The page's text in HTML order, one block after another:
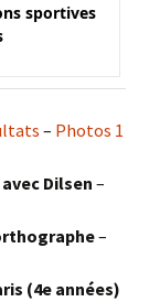
sportives
– Photos 1
Dilsen –
–
(4e années)